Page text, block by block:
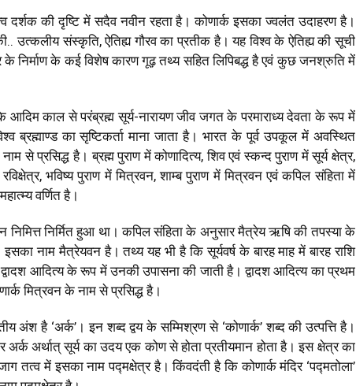
दर्शक की दृष्टि में सदैव नवीन रहता है। कोणार्क इसका ज्वलंत उदाहरण है।
उत्कलीय संस्कृति, ऐतिह्य गौरव का प्रतीक है। यह विश्व के ऐतिह्य की सूची
के निर्माण के कई विशेष कारण गूढ़ तथ्य सहित लिपिबद्ध है एवं कुछ जनश्रुति में
आदिम काल से परंब्रह्म सूर्य-नारायण जीव जगत के परमाराध्य देवता के रूप में
ब्रह्माण्ड का सृष्टिकर्ता माना जाता है। भारत के पूर्व उपकूल में अवस्थित
से प्रसिद्ध है। ब्रह्म पुराण में कोणादित्य, शिव एवं स्कन्द पुराण में सूर्य क्षेत्र,
भविष्य पुराण में मित्रवन, शाम्ब पुराण में मित्रवन एवं कपिल संहिता में
वर्णित है।
निमित्त निर्मित हुआ था। कपिल संहिता के अनुसार मैत्रेय ऋषि की तपस्या के
नाम मैत्रेयवन है। तथ्य यह भी है कि सूर्यवर्ष के बारह माह में बारह राशि
द्वादश आदित्य के रूप में उनकी उपासना की जाती है। द्वादश आदित्य का प्रथम
मित्रवन के नाम से प्रसिद्ध है।
अंश है ‘अर्क’। इन शब्द द्वय के सम्मिश्रण से ‘कोणार्क’ शब्द की उत्पत्ति है।
अर्थात् सूर्य का उदय एक कोण से होता प्रतीयमान होता है। इस क्षेत्र का
तत्व में इसका नाम पद्मक्षेत्र है। किंवदंती है कि कोणार्क मंदिर ‘पद्मतोला’